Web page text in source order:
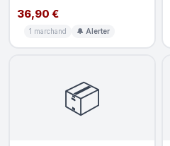
36,90 €
1 marchand 🔔 Alerter
📦